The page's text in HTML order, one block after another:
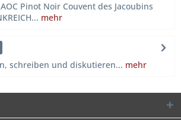
Pinot Noir Couvent des Jacoubins
mehr
schreiben und diskutieren... mehr